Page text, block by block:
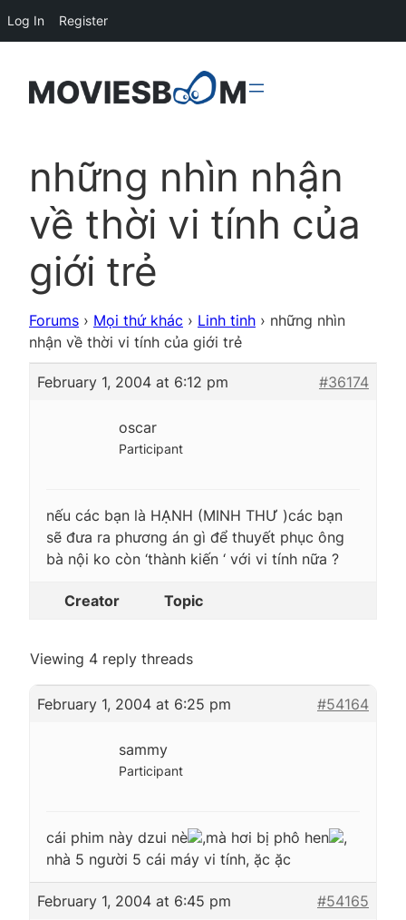
những nhìn nhận
về thời vi tính của
giới trẻ
Forums › Mọi thứ khác › Linh tinh › những nhìn
nhận về thời vi tính của giới trẻ
February 1, 2004 at 6:12 pm #36174
oscar
Participant
nếu các bạn là HẠNH (MINH THƯ )các bạn
sẽ đưa ra phương án gì để thuyết phục ông
bà nội ko còn ‘thành kiến ‘ với vi tính nữa ?
Creator Topic
Viewing 4 reply threads
February 1, 2004 at 6:25 pm #54164
sammy
Participant
cái phim này dzui nè ,mà hơi bị phô hen
,
nhà 5 người 5 cái máy vi tính, ặc ặc
February 1, 2004 at 6:45 pm #54165
Log In Register